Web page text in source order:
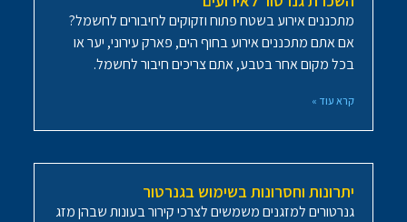
מתכננים אירוע בשטח פתוח וזקוקים לחיבורים לחשמל?
אם אתם מתכננים אירוע בחוף הים, פארק עירוני, יער או
בכל מקום אחר בטבע, אתם צריכים חיבור לחשמל.
קרא עוד »
יתרונות וחסרונות בשימוש בגנרטור
גנרטורים למזגנים משמשים לצרכי קירור בעונות שבהן מזג